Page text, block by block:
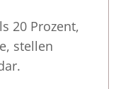
20 Prozent,
stellen